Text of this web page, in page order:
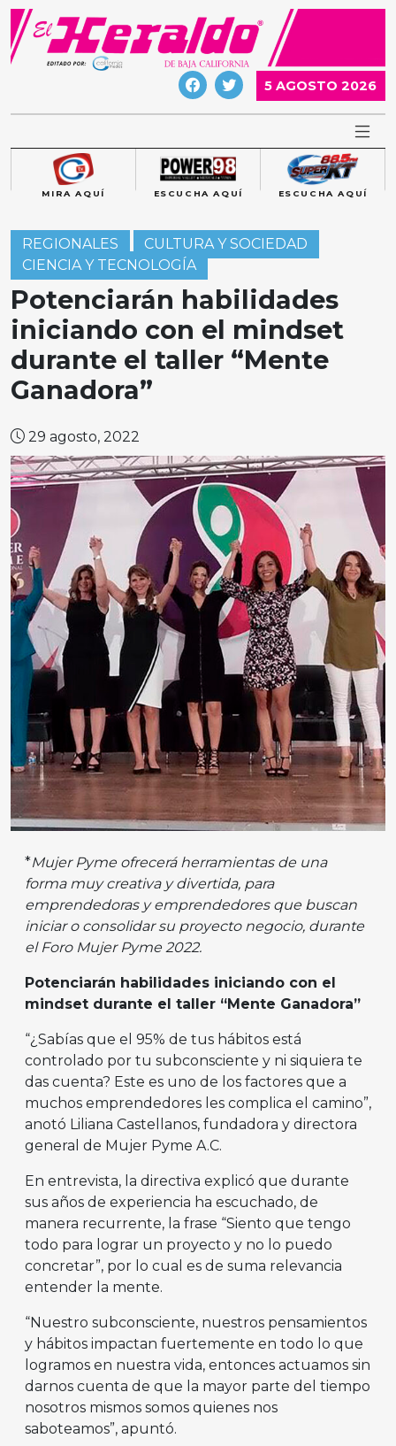
Skip
content
5 AGOSTO 2026
MIRA AQUÍ ESCUCHA AQUÍ ESCUCHA AQUÍ
REGIONALES
CULTURA Y SOCIEDAD
CIENCIA Y TECNOLOGÍA
Potenciarán habilidades
iniciando con el mindset
durante el taller “Mente
Ganadora”
29 agosto, 2022
*Mujer Pyme ofrecerá herramientas de una
forma muy creativa y divertida, para
emprendedoras y emprendedores que buscan
iniciar o consolidar su proyecto negocio, durante
el Foro Mujer Pyme 2022.
Potenciarán habilidades iniciando con el
mindset durante el taller “Mente Ganadora”
“¿Sabías que el 95% de tus hábitos está
controlado por tu subconsciente y ni siquiera te
das cuenta? Este es uno de los factores que a
muchos emprendedores les complica el camino”,
anotó Liliana Castellanos, fundadora y directora
general de Mujer Pyme A.C.
En entrevista, la directiva explicó que durante
sus años de experiencia ha escuchado, de
manera recurrente, la frase “Siento que tengo
todo para lograr un proyecto y no lo puedo
concretar”, por lo cual es de suma relevancia
entender la mente.
“Nuestro subconsciente, nuestros pensamientos
y hábitos impactan fuertemente en todo lo que
logramos en nuestra vida, entonces actuamos sin
darnos cuenta de que la mayor parte del tiempo
nosotros mismos somos quienes nos
saboteamos”, apuntó.